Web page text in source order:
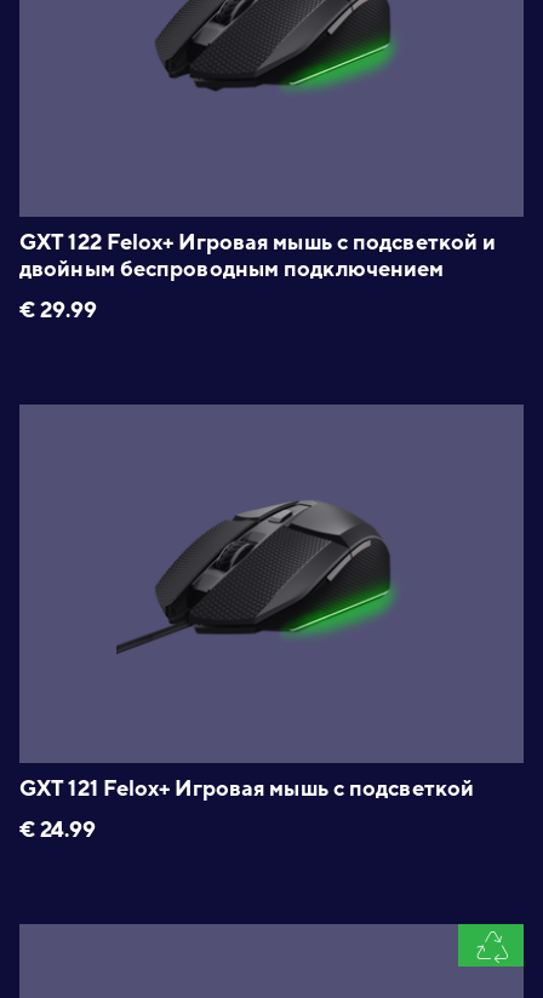
GXT 122 Felox+ Игровая мышь с подсветкой и
двойным беспроводным подключением
€29.99
GXT 121 Felox+ Игровая мышь с подсветкой
€24.99